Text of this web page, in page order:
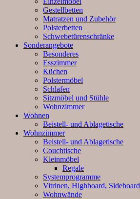
Gestellbetten
Matratzen und Zubehör
Polsterbetten
Schwebetürenschränke
Sonderangebote
Besonderes
Esszimmer
Küchen
Polstermöbel
Schlafen
Sitzmöbel und Stühle
Wohnzimmer
Wohnen
Beistell- und Ablagetische
Wohnzimmer
Beistell- und Ablagetische
Couchtische
Kleinmöbel
Regale
Systemprogramme
Vitrinen, Highboard, Sideboard
Wohnwände